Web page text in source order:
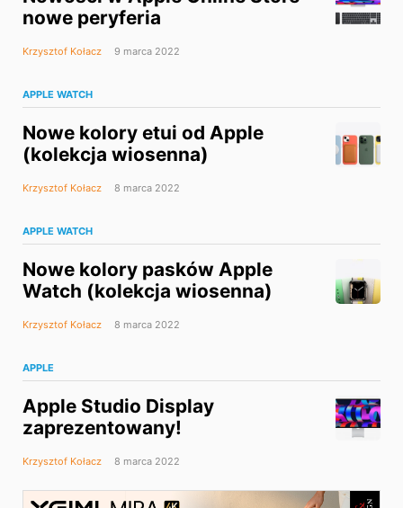
nowe peryferia
Krzysztof Kołacz 9 marca 2022
APPLE WATCH
Nowe kolory etui od Apple
(kolekcja wiosenna)
Krzysztof Kołacz 8 marca 2022
APPLE WATCH
Nowe kolory pasków Apple
Watch (kolekcja wiosenna)
Krzysztof Kołacz 8 marca 2022
APPLE
Apple Studio Display
zaprezentowany!
Krzysztof Kołacz 8 marca 2022